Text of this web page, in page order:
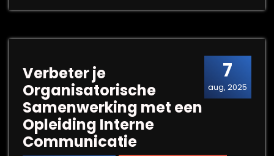
7
aug, 2025
Verbeter je
Organisatorische
Samenwerking met een
Opleiding Interne
Communicatie